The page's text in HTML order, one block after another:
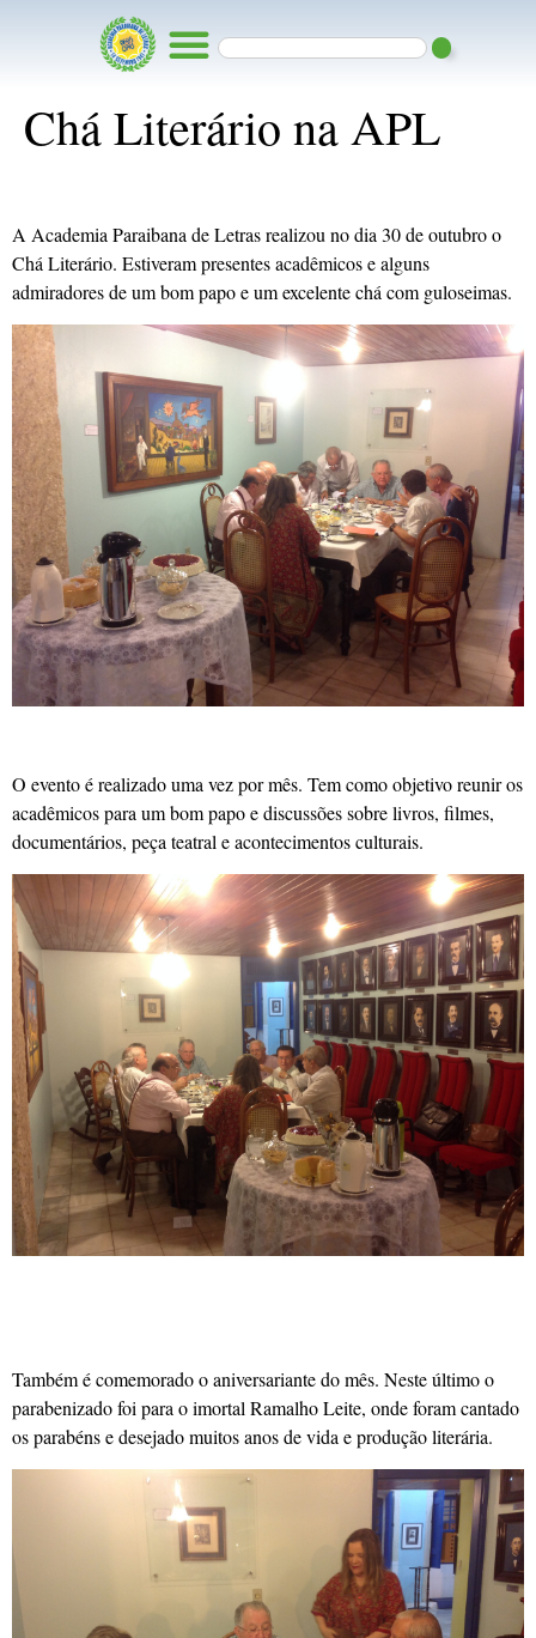
Chá Literário na APL
A Academia Paraibana de Letras realizou no dia 30 de outubro o
Chá Literário. Estiveram presentes acadêmicos e alguns
admiradores de um bom papo e um excelente chá com guloseimas.
O evento é realizado uma vez por mês. Tem como objetivo reunir os
acadêmicos para um bom papo e discussões sobre livros, filmes,
documentários, peça teatral e acontecimentos culturais.
Também é comemorado o aniversariante do mês. Neste último o
parabenizado foi para o imortal Ramalho Leite, onde foram cantado
os parabéns e desejado muitos anos de vida e produção literária.